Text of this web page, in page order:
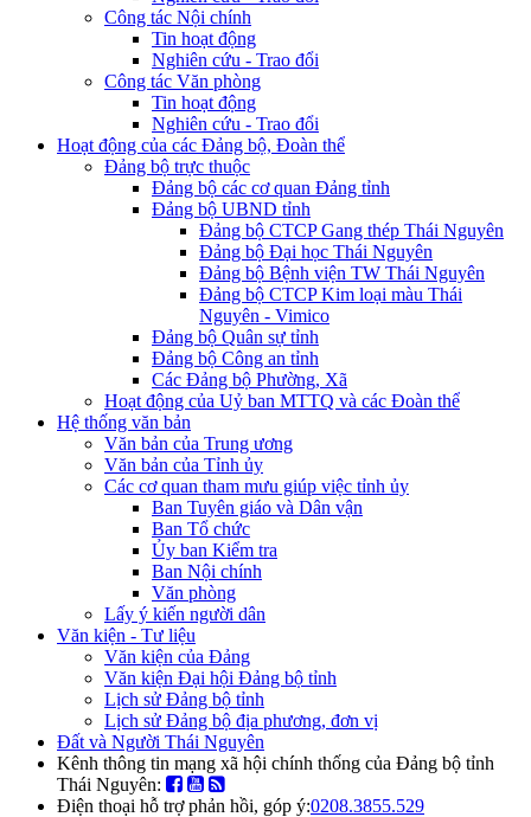
Công tác Nội chính
Tin hoạt động
Nghiên cứu - Trao đổi
Công tác Văn phòng
Tin hoạt động
Nghiên cứu - Trao đổi
Hoạt động của các Đảng bộ, Đoàn thể
Đảng bộ trực thuộc
Đảng bộ các cơ quan Đảng tỉnh
Đảng bộ UBND tỉnh
Đảng bộ CTCP Gang thép Thái Nguyên
Đảng bộ Đại học Thái Nguyên
Đảng bộ Bệnh viện TW Thái Nguyên
Đảng bộ CTCP Kim loại màu Thái
Nguyên - Vimico
Đảng bộ Quân sự tỉnh
Đảng bộ Công an tỉnh
Các Đảng bộ Phường, Xã
Hoạt động của Uỷ ban MTTQ và các Đoàn thể
Hệ thống văn bản
Văn bản của Trung ương
Văn bản của Tỉnh ủy
Các cơ quan tham mưu giúp việc tỉnh ủy
Ban Tuyên giáo và Dân vận
Ban Tổ chức
Ủy ban Kiểm tra
Ban Nội chính
Văn phòng
Lấy ý kiến người dân
Văn kiện - Tư liệu
Văn kiện của Đảng
Văn kiện Đại hội Đảng bộ tỉnh
Lịch sử Đảng bộ tỉnh
Lịch sử Đảng bộ địa phương, đơn vị
Đất và Người Thái Nguyên
Kênh thông tin mạng xã hội chính thống của Đảng bộ tỉnh
Thái Nguyên:
Điện thoại hỗ trợ phản hồi, góp ý:0208.3855.529